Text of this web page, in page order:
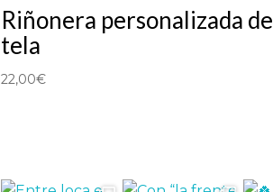
Riñonera personalizada de
tela
22,00€